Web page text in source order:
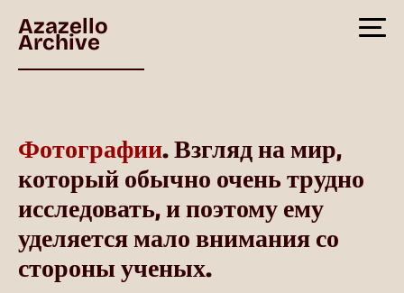
Azazello
Archive
Фотографии. Взгляд на мир,
который обычно очень трудно
исследовать, и поэтому ему
уделяется мало внимания со
стороны ученых.